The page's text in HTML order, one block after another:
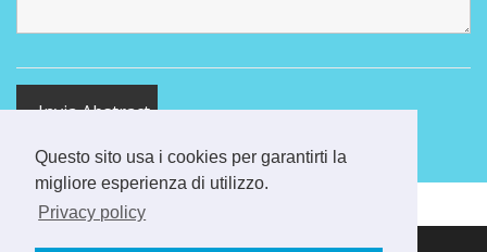
Questo sito usa i cookies per garantirti la
migliore esperienza di utilizzo.
Privacy policy